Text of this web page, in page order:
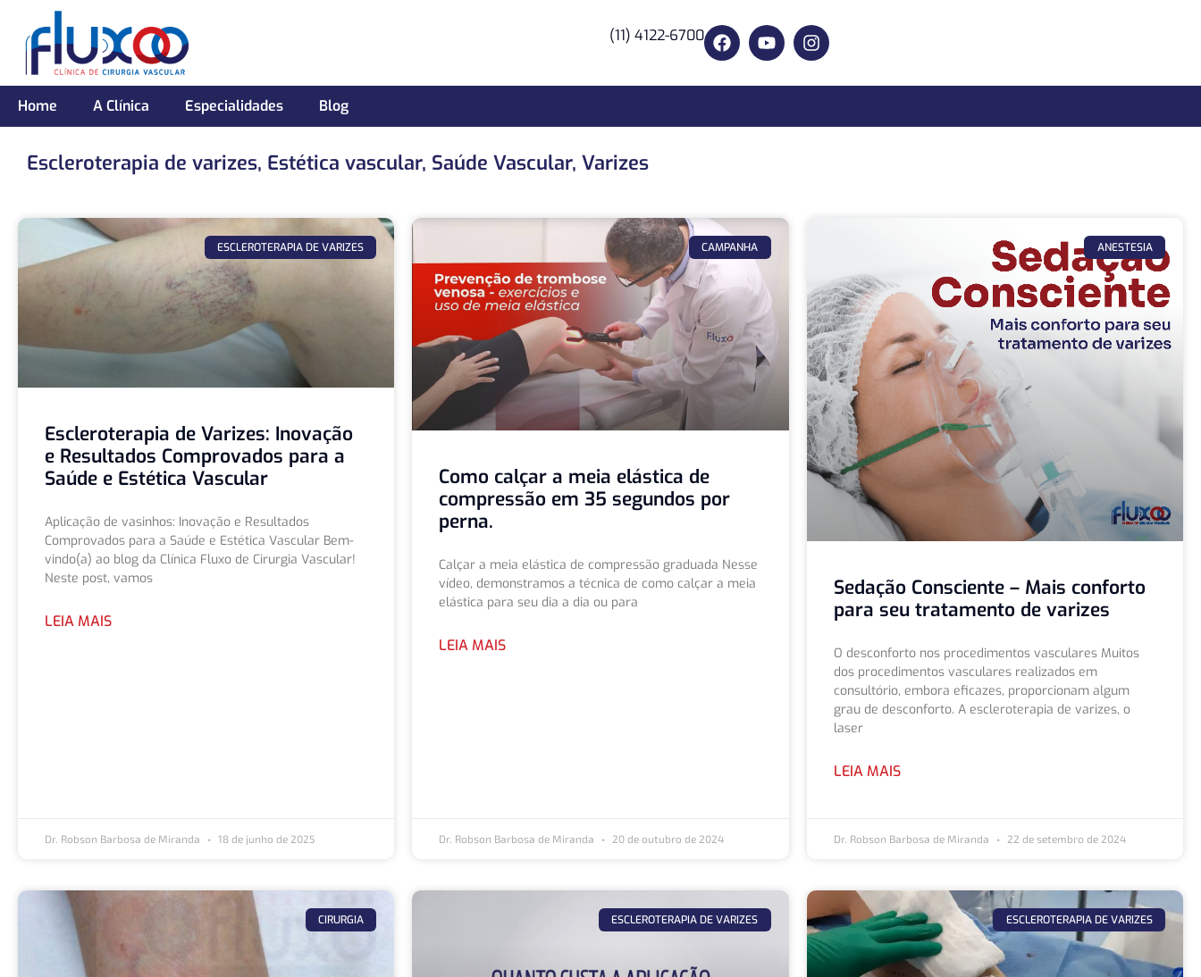
(11) 4122-6700
Home A Clínica Especialidades Blog
Escleroterapia de varizes, Estética vascular, Saúde Vascular, Varizes
ESCLEROTERAPIA DE VARIZES
Escleroterapia de Varizes: Inovação
e Resultados Comprovados para a
Saúde e Estética Vascular
Aplicação de vasinhos: Inovação e Resultados
Comprovados para a Saúde e Estética Vascular Bem-
vindo(a) ao blog da Clínica Fluxo de Cirurgia Vascular!
Neste post, vamos
LEIA MAIS
Dr. Robson Barbosa de Miranda 18 de junho de 2025
CAMPANHA
Como calçar a meia elástica de
compressão em 35 segundos por
perna.
Calçar a meia elástica de compressão graduada Nesse
vídeo, demonstramos a técnica de como calçar a meia
elástica para seu dia a dia ou para
LEIA MAIS
Dr. Robson Barbosa de Miranda 20 de outubro de 2024
ANESTESIA
Sedação Consciente – Mais conforto
para seu tratamento de varizes
O desconforto nos procedimentos vasculares Muitos
dos procedimentos vasculares realizados em
consultório, embora eficazes, proporcionam algum
grau de desconforto. A escleroterapia de varizes, o
laser
LEIA MAIS
Dr. Robson Barbosa de Miranda 22 de setembro de 2024
CIRURGIA ESCLEROTERAPIA DE VARIZES ESCLEROTERAPIA DE VARIZES